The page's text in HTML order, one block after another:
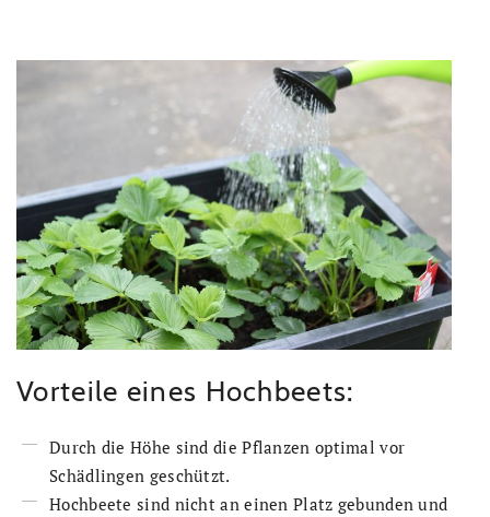
Vorteile eines Hochbeets:
Durch die Höhe sind die Pflanzen optimal vor
Schädlingen geschützt.
Hochbeete sind nicht an einen Platz gebunden und